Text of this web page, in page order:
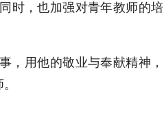
时，也加强对青年教师的培
，用他的敬业与奉献精神，